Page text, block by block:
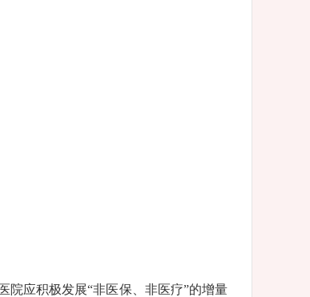
院应积极发展“非医保、非医疗”的增量